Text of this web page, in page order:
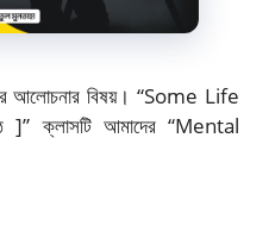
আলোচনার বিষয়। “Some Life
ক্লাসটি আমাদের “Mental